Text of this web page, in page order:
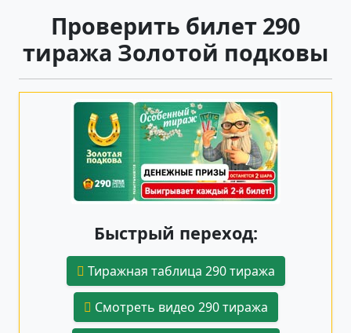
Проверить билет 290
тиража Золотой подковы
Быстрый переход:
Тиражная таблица 290 тиража
Смотреть видео 290 тиража